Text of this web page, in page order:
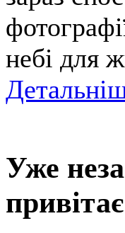
небі для
Уже